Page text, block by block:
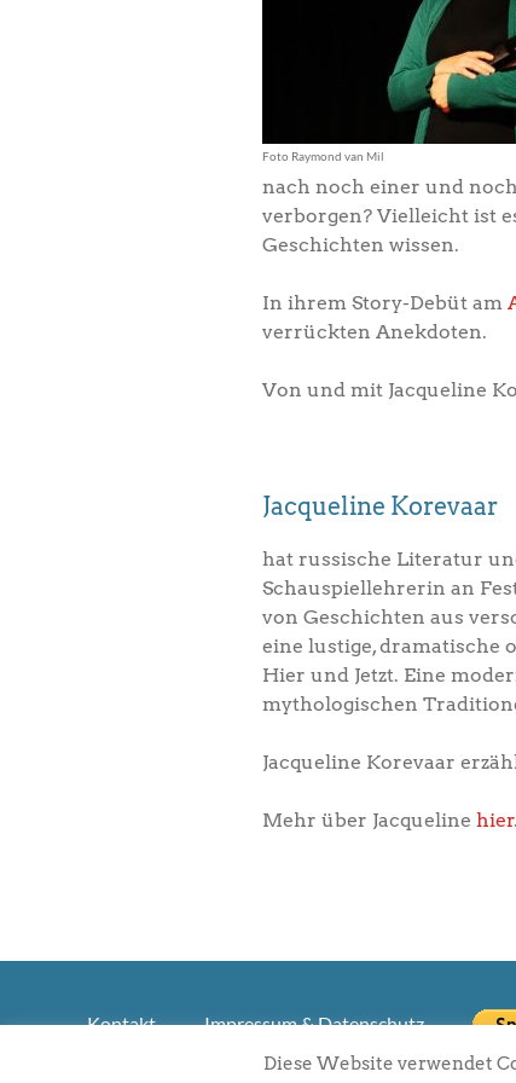
Foto Raymond van Mil
nach noch einer und
verborgen? Vielleicht ist
Geschichten wissen.
In ihrem Story-Debüt am
verrückten Anekdoten.
Von und mit Jacqueline
Jacqueline Korevaar
hat russische Literatur
Schauspiellehrerin an
von Geschichten aus
eine lustige, dramatische
Hier und Jetzt. Eine
mythologischen
Jacqueline Korevaar
Mehr über Jacqueline hier.
Kontakt Impressum & Datenschutz
Diese Website verwendet